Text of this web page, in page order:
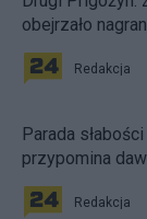
obejrzało
Redakcja
Parada
przypomina
Redakcja